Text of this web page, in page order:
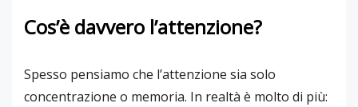
Cos’è davvero l’attenzione?
Spesso pensiamo che l’attenzione sia solo
concentrazione o memoria. In realtà è molto di più: